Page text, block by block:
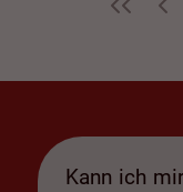
Kann ich